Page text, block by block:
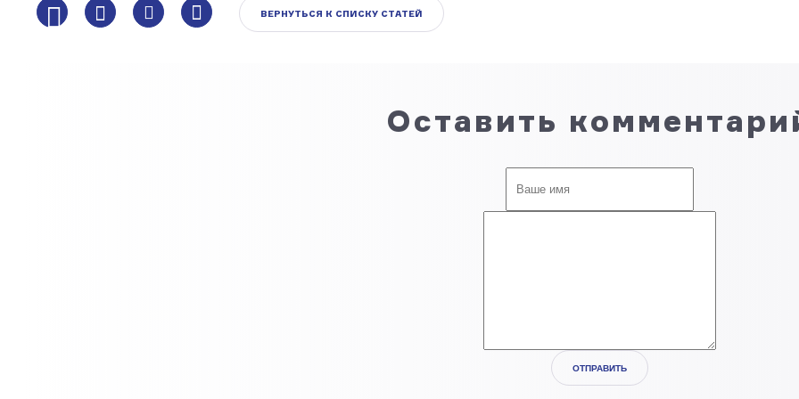
ВЕРНУТЬСЯ К СПИСКУ СТАТЕЙ
Оставить